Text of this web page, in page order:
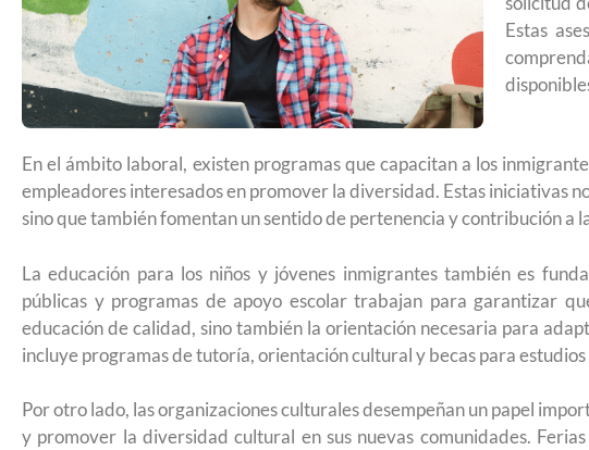
Estas
En el ámbito laboral, existen programas que capacitan a los
empleadores interesados en promover la diversidad. Estas iniciativas
sino que también fomentan un sentido de pertenencia y contribución a
La educación para los niños y jóvenes inmigrantes también es
públicas y programas de apoyo escolar trabajan para garantizar
educación de calidad, sino también la orientación necesaria para
incluye programas de tutoría, orientación cultural y becas para
Por otro lado, las organizaciones culturales desempeñan un papel
y promover la diversidad cultural en sus nuevas comunidades.
¿Cómo inscribirse a Jóvenes Construyendo el
Futuro para capacitarse al regresar a México?